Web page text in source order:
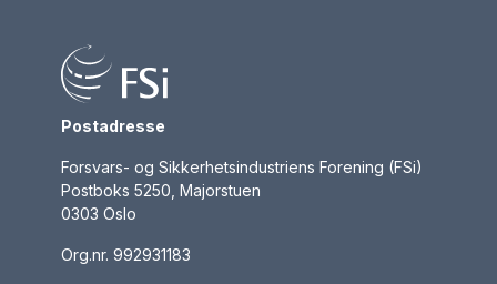
Postadresse
Forsvars- og Sikkerhetsindustriens Forening (FSi)
Postboks 5250, Majorstuen
0303 Oslo
Org.nr. 992931183